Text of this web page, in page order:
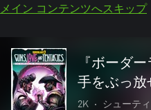
メイン コンテンツへスキップ
『ボーダ
手をぶっ放
2K • シューテ